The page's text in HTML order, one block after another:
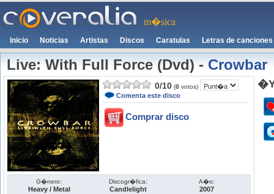
m�sica
Inicio Noticias Artistas Discos Caratulas Letras de canciones
Live: With Full Force (Dvd)-Crowbar
0/10 (0 votos)
Comenta este disco
Comprar disco
G�nero:
Heavy / Metal
Discogr�fica:
Candlelight
A�o:
2007